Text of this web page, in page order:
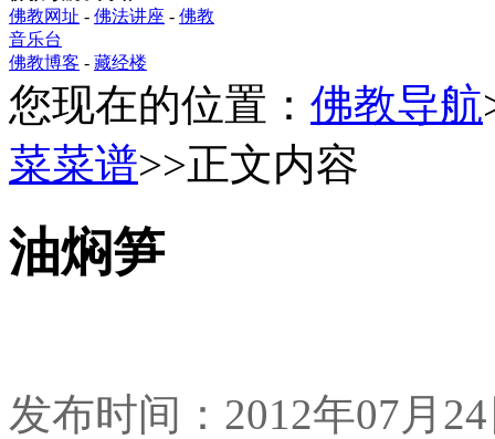
佛教网址 - 佛法讲座 - 佛教
音乐台
佛教博客 - 藏经楼
您现在的位置： 佛教导航
菜菜谱>>正文内容
油焖笋
发布时间：2012年07月